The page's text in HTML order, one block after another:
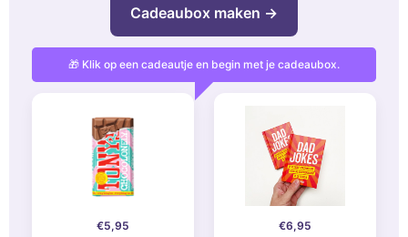
Cadeaubox maken →
🎁 Klik op een cadeautje en begin met je cadeaubox.
€5,95 €6,95